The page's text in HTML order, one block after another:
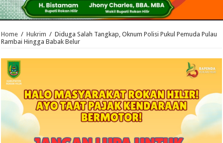
Home / Hukrim / Diduga Salah Tangkap, Oknum Polisi Pukul Pemuda Pulau
Rambai Hingga Babak Belur